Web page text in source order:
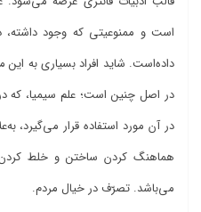
است و ممنوعیتی که وجود داشته،
دادهاست. شاید افراد بسیاری به
در اصل چنین است؛ علم سیمیا، که
در آن مورد استفاده قرار میگیرد، به
هماهنگ کردن ساختن و خلط
می‌باشد. تصرّف در خیال مردم.